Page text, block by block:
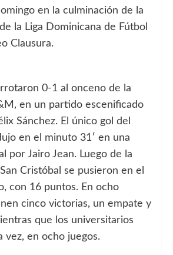
en la culminación de la
la Liga Dominicana de Fútbol
Clausura.
0-1 al onceno de la
en un partido escenificado
Sánchez. El único gol del
en el minuto 31′ en una
por Jairo Jean. Luego de la
Cristóbal se pusieron en el
con 16 puntos. En ocho
cinco victorias, un empate y
que los universitarios
vez, en ocho juegos.